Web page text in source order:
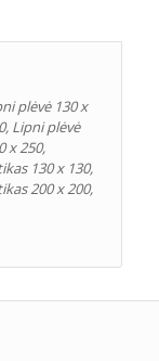
plėvė 130 x
Lipni plėvė
x 250,
130 x 130,
200 x 200,